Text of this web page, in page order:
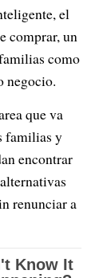
el
comprar, un
como
negocio.
que va
familias y
encontrar
renunciar a